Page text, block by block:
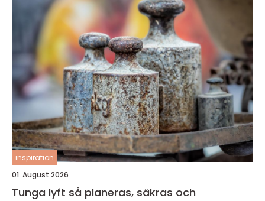
inspiration
01. August 2026
Tunga lyft så planeras, säkras och